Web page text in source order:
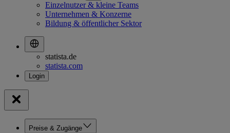
Einzelnutzer & kleine Teams
Unternehmen & Konzerne
Bildung & öffentlicher Sektor
statista.de
statista.com
Preise & Zugänge